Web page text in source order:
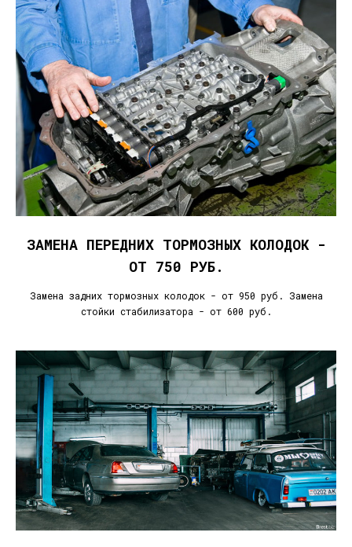
ЗАМЕНА ПЕРЕДНИХ ТОРМОЗНЫХ КОЛОДОК -
ОТ 750 РУБ.
Замена задних тормозных колодок - от 950 руб. Замена
стойки стабилизатора - от 600 руб.